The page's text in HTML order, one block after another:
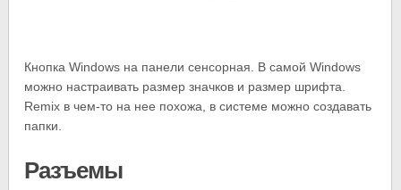
Кнопка Windows на панели сенсорная. В самой Windows
можно настраивать размер значков и размер шрифта.
Remix в чем-то на нее похожа, в системе можно создавать
папки.
Разъемы